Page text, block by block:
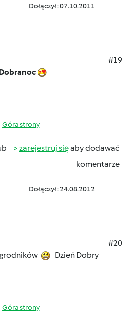
Dołączył : 07.10.2011
#19
Góra strony
zarejestruj sięaby dodawać
komentarze
Dołączył : 24.08.2012
#20
Dzień Dobry
Góra strony